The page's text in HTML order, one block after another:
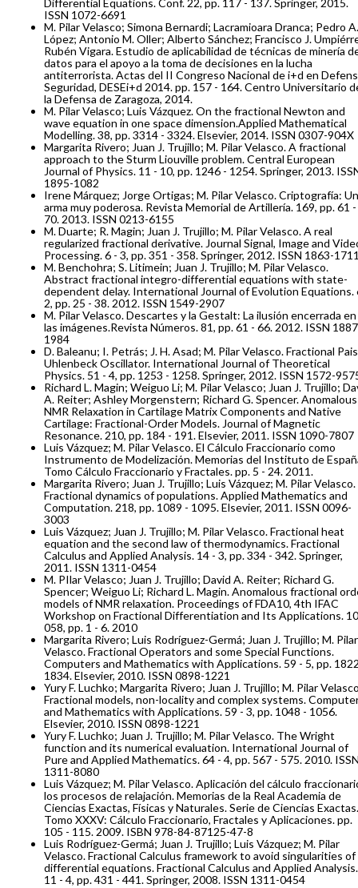
Differential Equations. Conf. 22, pp. 117 - 137. Springer, 2015.
ISSN 1072-6691
M. Pilar Velasco; Simona Bernardi; Lacramioara Dranca; Pedro A.
López; Antonio M. Oller; Alberto Sánchez; Francisco J.
Rubén Vigara. Estudio de aplicabilidad de técnicas de minería
datos para el apoyo a la toma de decisiones en la lucha
antiterrorista. Actas del II Congreso Nacional de i+d en
Seguridad, DESEi+d 2014. pp. 157 - 164. Centro Universitario
la Defensa de Zaragoza, 2014.
M. Pilar Velasco; Luis Vázquez. On the fractional Newton and
wave equation in one space dimension.Applied Mathematical
Modelling. 38, pp. 3314 - 3324. Elsevier, 2014. ISSN 0307-904X
Margarita Rivero; Juan J. Trujillo; M. Pilar Velasco. A fractional
approach to the Sturm Liouville problem. Central European
Journal of Physics. 11 - 10, pp. 1246 - 1254. Springer, 2013.
1895-1082
Irene Márquez; Jorge Ortigas; M. Pilar Velasco. Criptografía: Un
arma muy poderosa. Revista Memorial de Artillería. 169, pp. 61 -
70. 2013. ISSN 0213-6155
M. Duarte; R. Magin; Juan J. Trujillo; M. Pilar Velasco. A real
regularized fractional derivative. Journal Signal, Image and
Processing. 6 - 3, pp. 351 - 358. Springer, 2012. ISSN 1863-
M. Benchohra; S. Litimein; Juan J. Trujillo; M. Pilar Velasco.
Abstract fractional integro-differential equations with state-
dependent delay. International Journal of Evolution Equations.
2, pp. 25 - 38. 2012. ISSN 1549-2907
M. Pilar Velasco. Descartes y la Gestalt: La ilusión encerrada en
las imágenes.Revista Números. 81, pp. 61 - 66. 2012. ISSN
1984
D. Baleanu; I. Petrás; J. H. Asad; M. Pilar Velasco. Fractional
Uhlenbeck Oscillator. International Journal of Theoretical
Physics. 51 - 4, pp. 1253 - 1258. Springer, 2012. ISSN 1572-
Richard L. Magin; Weiguo Li; M. Pilar Velasco; Juan J. Trujillo;
A. Reiter; Ashley Morgenstern; Richard G. Spencer. Anomalous
NMR Relaxation in Cartilage Matrix Components and Native
Cartilage: Fractional-Order Models. Journal of Magnetic
Resonance. 210, pp. 184 - 191. Elsevier, 2011. ISSN 1090-7807
Luis Vázquez; M. Pilar Velasco. El Cálculo Fraccionario como
Instrumento de Modelización. Memorias del Instituto de
Tomo Cálculo Fraccionario y Fractales. pp. 5 - 24. 2011.
Margarita Rivero; Juan J. Trujillo; Luis Vázquez; M. Pilar Velasco.
Fractional dynamics of populations. Applied Mathematics and
Computation. 218, pp. 1089 - 1095. Elsevier, 2011. ISSN 0096-
3003
Luis Vázquez; Juan J. Trujillo; M. Pilar Velasco. Fractional heat
equation and the second law of thermodynamics. Fractional
Calculus and Applied Analysis. 14 - 3, pp. 334 - 342. Springer,
2011. ISSN 1311-0454
M. PIlar Velasco; Juan J. Trujillo; David A. Reiter; Richard G.
Spencer; Weiguo Li; Richard L. Magin. Anomalous fractional
models of NMR relaxation. Proceedings of FDA10, 4th IFAC
Workshop on Fractional Differentiation and Its Applications.
058, pp. 1 - 6. 2010
Margarita Rivero; Luis Rodríguez-Germá; Juan J. Trujillo; M. Pilar
Velasco. Fractional Operators and some Special Functions.
Computers and Mathematics with Applications. 59 - 5, pp.
1834. Elsevier, 2010. ISSN 0898-1221
Yury F. Luchko; Margarita Rivero; Juan J. Trujillo; M. Pilar
Fractional models, non-locality and complex systems.
and Mathematics with Applications. 59 - 3, pp. 1048 - 1056.
Elsevier, 2010. ISSN 0898-1221
Yury F. Luchko; Juan J. Trujillo; M. Pilar Velasco. The Wright
function and its numerical evaluation. International Journal of
Pure and Applied Mathematics. 64 - 4, pp. 567 - 575. 2010.
1311-8080
Luis Vázquez; M. Pilar Velasco. Aplicación del cálculo
los procesos de relajación. Memorias de la Real Academia de
Ciencias Exactas, Físicas y Naturales. Serie de Ciencias Exactas.
Tomo XXXV: Cálculo Fraccionario, Fractales y Aplicaciones. pp.
105 - 115. 2009. ISBN 978-84-87125-47-8
Luis Rodríguez-Germá; Juan J. Trujillo; Luis Vázquez; M. Pilar
Velasco. Fractional Calculus framework to avoid singularities of
differential equations. Fractional Calculus and Applied Analysis.
11 - 4, pp. 431 - 441. Springer, 2008. ISSN 1311-0454